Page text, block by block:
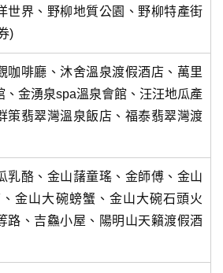
世界、野柳地質公園、野柳特產街
)
咖啡廳、沐舍溫泉渡假酒店、萬里
、金湧泉spa溫泉會館、汪汪地瓜產
策翡翠灣溫泉飯店、福泰翡翠灣渡
乳酪、金山藷童瑤、金師傅、金山
金山大碗螃蟹、金山大碗石頭火
路、吉鱻小屋、陽明山天籟渡假酒